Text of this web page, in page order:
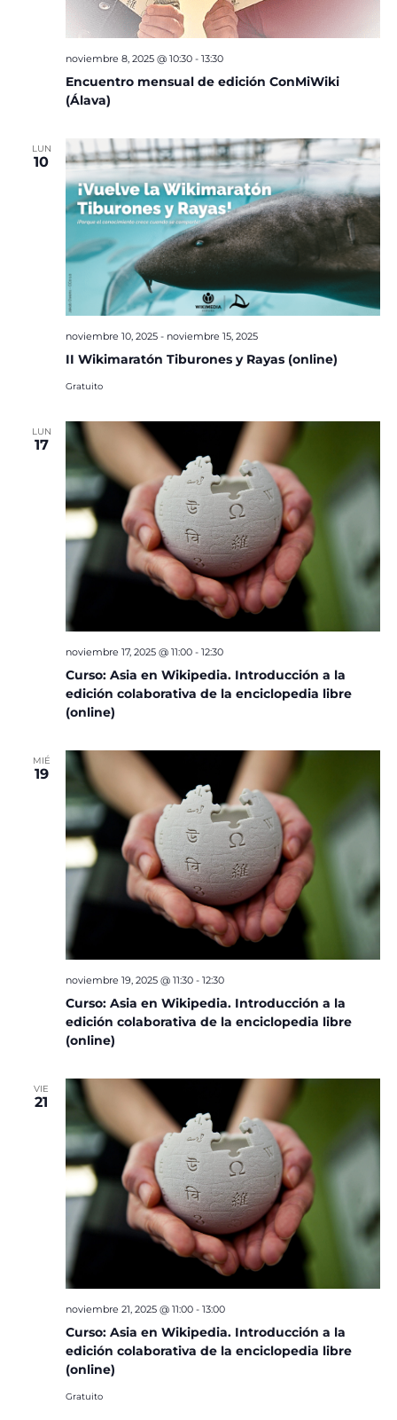
Encuentro mensual de edición ConMiWiki
(Álava)
noviembre 8, 2025 @ 10:30- 13:30
LUN
10
II Wikimaratón Tiburones y Rayas (online)
noviembre 10, 2025- noviembre 15, 2025
Gratuito
LUN
17
Curso: Asia en Wikipedia. Introducción a la
edición colaborativa de la enciclopedia libre
(online)
noviembre 17, 2025 @ 11:00- 12:30
MIÉ
19
Curso: Asia en Wikipedia. Introducción a la
edición colaborativa de la enciclopedia libre
(online)
noviembre 19, 2025 @ 11:30- 12:30
VIE
21
Curso: Asia en Wikipedia. Introducción a la
edición colaborativa de la enciclopedia libre
(online)
noviembre 21, 2025 @ 11:00- 13:00
Gratuito